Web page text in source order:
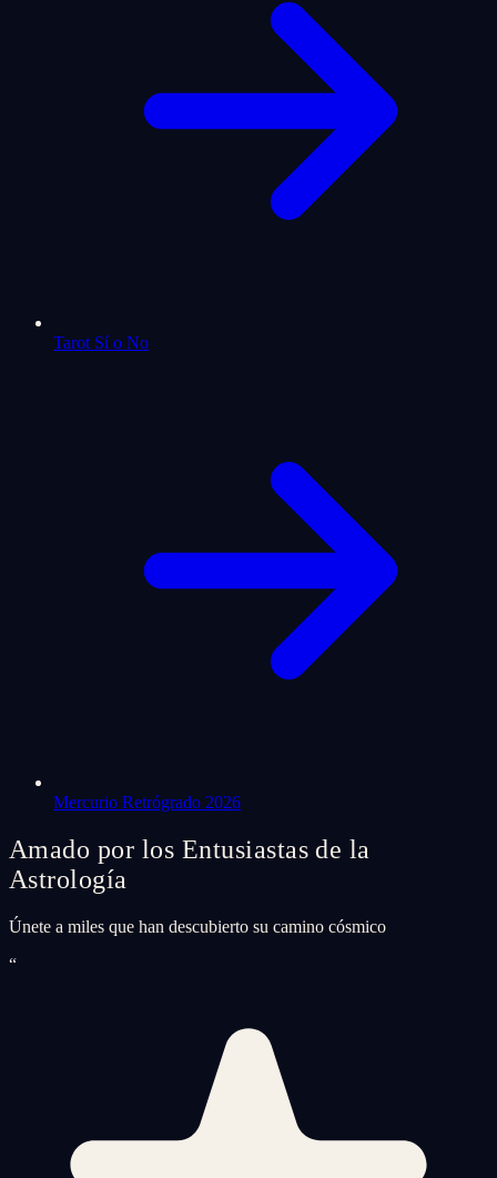
Tarot Sí o No
Mercurio Retrógrado 2026
Amado por los Entusiastas de la
Astrología
Únete a miles que han descubierto su camino cósmico
“